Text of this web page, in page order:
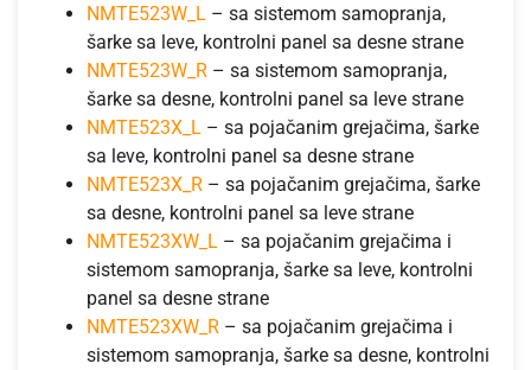
NMTE523W_L – sa sistemom samopranja,
šarke sa leve, kontrolni panel sa desne strane
NMTE523W_R – sa sistemom samopranja,
šarke sa desne, kontrolni panel sa leve strane
NMTE523X_L – sa pojačanim grejačima, šarke
sa leve, kontrolni panel sa desne strane
NMTE523X_R – sa pojačanim grejačima, šarke
sa desne, kontrolni panel sa leve strane
NMTE523XW_L – sa pojačanim grejačima i
sistemom samopranja, šarke sa leve, kontrolni
panel sa desne strane
NMTE523XW_R – sa pojačanim grejačima i
sistemom samopranja, šarke sa desne, kontrolni